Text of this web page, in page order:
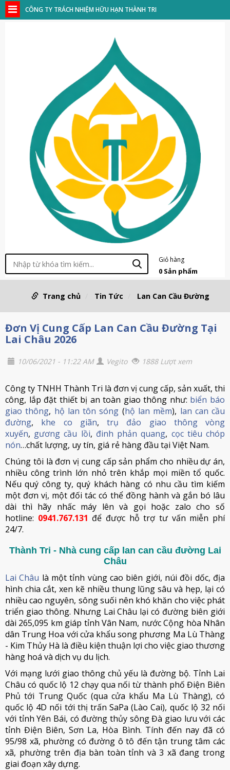
CÔNG TY TRÁCH NHIỆM HỮU HẠN THÀNH TRI
Giỏ hàng
0 Sản phẩm
Trang chủ Tin Tức Lan Can Cầu Đường
Đơn Vị Cung Cấp Lan Can Cầu Đường Tại
Lai Châu 2026
10/06/2021 - 11:22 AM Vegito 1888 Lượt xem
Công ty TNHH Thành Tri là đơn vị cung cấp, sản xuất, thi
công, lắp đặt thiết bị an toàn giao thông như: biển báo
giao thông, hộ lan tôn sóng (hộ lan mềm), lan can cầu
đường, khe co giãn, trụ đảo giao thông vòng
xuyến, gương cầu lồi, đinh phản quang, cọc tiêu chóp
nón…chất lượng, uy tín, giá rẻ hàng đầu tại Việt Nam.
Chúng tôi là đơn vị cung cấp sản phẩm cho nhiều dự án,
nhiều công trình lớn nhỏ trên khắp mọi miền tổ quốc.
Nếu quý công ty, quý khách hàng có nhu cầu tìm kiếm
một đơn vị, một đối tác có thể đồng hành và gắn bó lâu
dài thì hãy nhấc máy lên và gọi hoặc zalo cho số
hotline: 0941.767.131 để được hỗ trợ tư vấn miễn phí
24/7.
Thành Tri - Nhà cung cấp lan can cầu đường Lai
Châu
Lai Châu là một tỉnh vùng cao biên giới, núi đồi dốc, địa
hình chia cắt, xen kẽ nhiều thung lũng sâu và hẹp, lại có
nhiều cao nguyên, sông suối nên khó khăn cho việc phát
triển giao thông. Nhưng Lai Châu lại có đường biên giới
dài 265,095 km giáp tỉnh Vân Nam, nước Cộng hòa Nhân
dân Trung Hoa với cửa khẩu song phương Ma Lù Thàng
- Kim Thủy Hà là điều kiện thuận lợi cho việc giao thương
hàng hoá và dịch vụ du lịch.
Với mạng lưới giao thông chủ yếu là đường bộ. Tỉnh Lai
Châu có quốc lộ 12 chạy qua nối từ thành phố Điện Biên
Phủ tới Trung Quốc (qua cửa khẩu Ma Lù Thàng), có
quốc lộ 4D nối tới thị trấn SaPa (Lào Cai), quốc lộ 32 nối
với tỉnh Yên Bái, có đường thủy sông Đà giao lưu với các
tỉnh Điện Biên, Sơn La, Hòa Bình. Tính đến nay đã có
95/98 xã, phường có đường ô tô đến tận trung tâm các
xã, phường trên địa bàn toàn tỉnh và 3 xã đang trong
giai đoạn xây dựng.